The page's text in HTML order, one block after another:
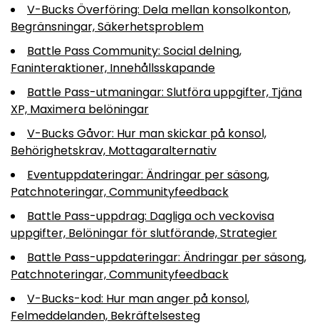
V-Bucks Överföring: Dela mellan konsolkonton,
Begränsningar, Säkerhetsproblem
Battle Pass Community: Social delning,
Faninteraktioner, Innehållsskapande
Battle Pass-utmaningar: Slutföra uppgifter, Tjäna
XP, Maximera belöningar
V-Bucks Gåvor: Hur man skickar på konsol,
Behörighetskrav, Mottagaralternativ
Eventuppdateringar: Ändringar per säsong,
Patchnoteringar, Communityfeedback
Battle Pass-uppdrag: Dagliga och veckovisa
uppgifter, Belöningar för slutförande, Strategier
Battle Pass-uppdateringar: Ändringar per säsong,
Patchnoteringar, Communityfeedback
V-Bucks-kod: Hur man anger på konsol,
Felmeddelanden, Bekräftelsesteg